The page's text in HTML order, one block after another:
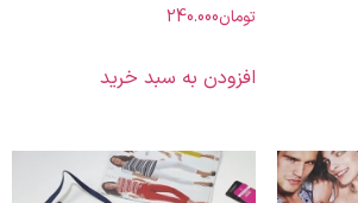
240.000
افزودن به سبد خرید